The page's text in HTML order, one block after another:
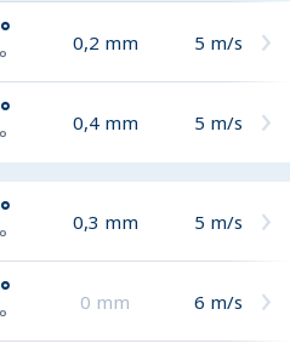
0,2 mm 5 m/s
0,4 mm 5 m/s
0,3 mm 5 m/s
0 mm 6 m/s